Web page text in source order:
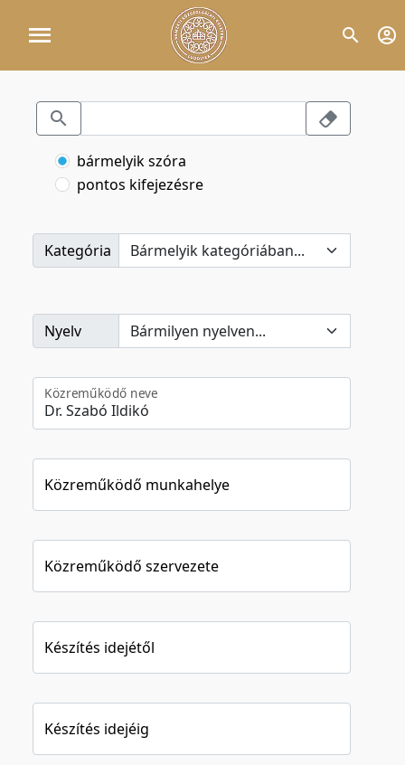
bármelyik szóra
pontos kifejezésre
Kategória
Nyelv
Közreműködő neve
Közreműködő munkahelye
Közreműködő szervezete
Készítés idejétől
Készítés idejéig